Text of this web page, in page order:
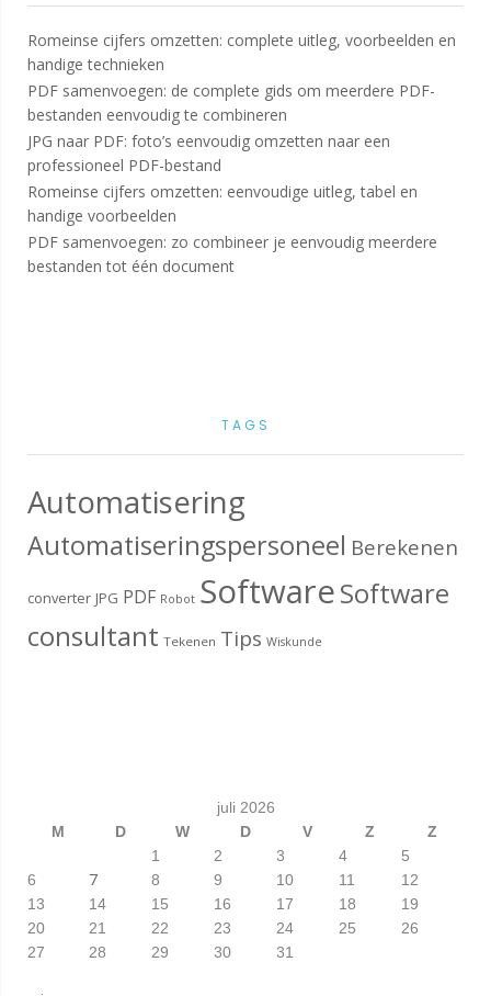
Romeinse cijfers omzetten: complete uitleg, voorbeelden en
handige technieken
PDF samenvoegen: de complete gids om meerdere PDF-
bestanden eenvoudig te combineren
JPG naar PDF: foto’s eenvoudig omzetten naar een
professioneel PDF-bestand
Romeinse cijfers omzetten: eenvoudige uitleg, tabel en
handige voorbeelden
PDF samenvoegen: zo combineer je eenvoudig meerdere
bestanden tot één document
TAGS
Automatisering
Automatiseringspersoneel Berekenen
converter JPG PDF Robot SoftwareSoftware
consultant Tekenen Tips Wiskunde
juli 2026
M
D W D V Z
Z
1
2 3 4
5
6
7 8 9 10 11
12
13
14 15 16 17 18
19
20
21 22 23 24 25
26
27
28 29 30 31